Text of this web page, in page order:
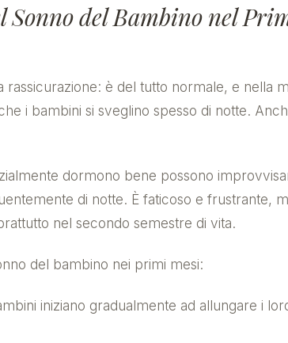
Sonno del Bambino nel
rassicurazione: è del tutto normale, e nella
i bambini si sveglino spesso di notte.
dormono bene possono
di notte. È faticoso e frustrante,
nel secondo semestre di vita.
del bambino nei primi mesi:
iniziano gradualmente ad allungare i